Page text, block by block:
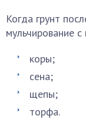
Когда грунт
мульчирование
коры;
сена;
щепы;
торфа.